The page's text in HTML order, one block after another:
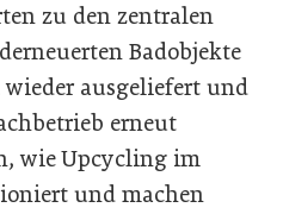
zu den zentralen
Badobjekte
ausgeliefert und
erneut
wie Upcycling im
und machen